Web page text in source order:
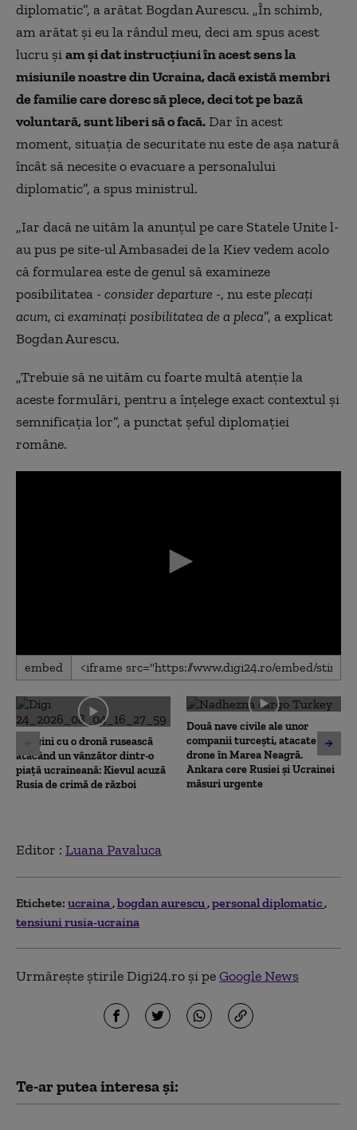
diplomatic”, a arătat Bogdan Aurescu. „În schimb,
am arătat şi eu la rândul meu, deci am spus acest
lucru şiam şi dat instrucţiuni în acest sens la
misiunile noastre din Ucraina, dacă există membri
de familie care doresc să plece, deci tot pe bază
voluntară, sunt liberi să o facă.Dar în acest
moment, situaţia de securitate nu este de aşa natură
încât să necesite o evacuare a personalului
diplomatic”, a spus ministrul.
„Iar dacă ne uităm la anunțul pe care Statele Unite l-
au pus pe site-ul Ambasadei de la Kiev vedem acolo
că formularea este de genul să examineze
posibilitatea - consider departure -, nu esteplecați
acum, ciexaminați posibilitatea de a pleca”, a explicat
Bogdan Aurescu.
„Trebuie să ne uităm cu foarte multă atenție la
aceste formulări, pentru a înțelege exact contextul și
semnificația lor”, a punctat șeful diplomației
române.
0
seconds
0
seconds
embed
Imagini cu o dronă rusească
atacând un vânzător dintr-o
piață ucraineană: Kievul acuză
Rusia de crimă de război
Două nave civile ale unor
companii turcești, atacate cu
drone în Marea Neagră.
Ankara cere Rusiei și Ucrainei
măsuri urgente
Editor : Luana Pavaluca
Etichete: ucraina bogdan aurescu personal diplomatic
tensiuni rusia-ucraina
Urmărește știrile Digi24.ro și peGoogle News
Te-ar putea interesa și: